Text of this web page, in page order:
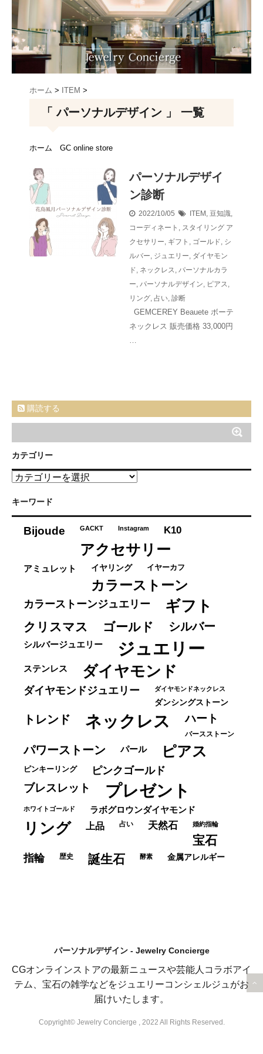
ホーム > ITEM >
「 パーソナルデザイン 」 一覧
ホーム GC online store
パーソナルデザイ
ン診断
2022/10/05 ITEM, 豆知識,
コーディネート , スタイリング ア
クセサリー, ギフト , ゴールド, シ
ルバー, ジュエリー, ダイヤモン
ド, ネックレス, パーソナルカラ
ー, パーソナルデザイン, ピアス,
リング, 占い, 診断
GEMCEREY Beauete ボーテ
ネックレス 販売価格 33,000円
購読する
カテゴリー
カ
ゴ
キーワード
Bijoude GACKT Instagram K10
アクセサリー
アミュレット イヤリング イヤーカフ
カラーストーン
カラーストーンジュエリー ギフト
クリスマス ゴールド シルバー
シルバージュエリー ジュエリー
ステンレス ダイヤモンド
ダイヤモンドジュエリー ダイヤモンドネックレス
ダンシングストーン
トレンド ネックレス ハート
バースストーン
パワーストーン パール ピアス
ピンキーリング ピンクゴールド
ブレスレット プレゼント
ホワイトゴールド ラボグロウンダイヤモンド
リング 上品 占い 天然石 婚約指輪
宝石
指輪 歴史 誕生石 酵素 金属アレルギー
パーソナルデザイン - Jewelry Concierge
CGオンラインストアの最新ニュースや芸能人コラボアイ
テム、宝石の雑学などをジュエリーコンシェルジュがお
届けいたします。
Copyright© Jewelry Concierge , 2022 All Rights Reserved.